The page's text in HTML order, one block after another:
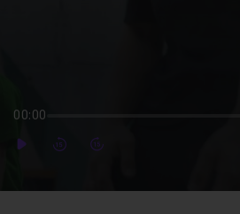
00:00
PlayForwardForward